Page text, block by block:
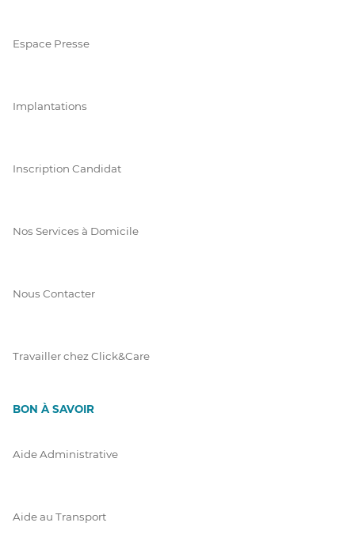
Espace Presse
Implantations
Inscription Candidat
Nos Services à Domicile
Nous Contacter
Travailler chez Click&Care
BON À SAVOIR
Aide Administrative
Aide au Transport